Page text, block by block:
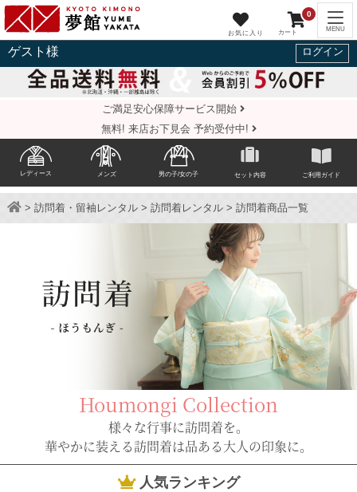
ゲスト 様 ログイン
ご満足安心保障サービス開始
無料! 来店お下見会 予約受付中!
0
レディース メンズ 男の子/女の子 セット内容 ご利用ガイド
> 訪問着・留袖レンタル> 訪問着レンタル> 訪問着商品一覧
Houmongi Collection
様々な行事に訪問着を。
華やかに装える訪問着は品ある大人の印象に。
人気ランキング